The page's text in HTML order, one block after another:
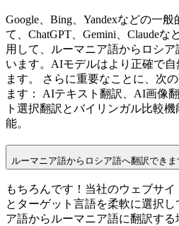
Google、Bing、Yandexなどの一
て、ChatGPT、Gemini、Claude
用して、ルーマニア語からロシ
います。AIモデルはより正確で
ます。 さらに重要なことに、次
ます： AIテキスト翻訳、AI画像
ト選択翻訳とバイリンガル比較
能。
ルーマニア語からロシア語へ翻訳できま
もちろんです！当社のウェブサ
とターゲット言語を柔軟に選択
ア語からルーマニア語に翻訳す